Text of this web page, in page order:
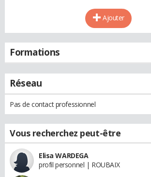
Ajouter
Formations
Réseau
Pas de contact professionnel
Vous recherchez peut-être
Elisa WARDEGA
profil personnel | ROUBAIX